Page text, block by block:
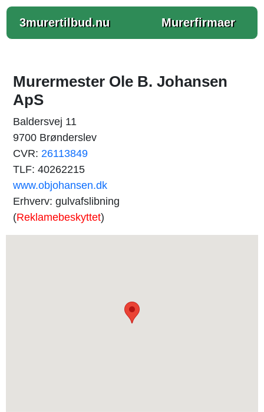
3murertilbud.nu Murerfirmaer
Murermester Ole B. Johansen
ApS
Baldersvej 11
9700 Brønderslev
CVR: 26113849
TLF: 40262215
www.objohansen.dk
Erhverv: gulvafslibning
(Reklamebeskyttet)